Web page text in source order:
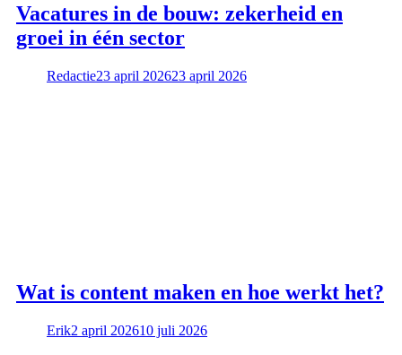
Vacatures in de bouw: zekerheid en
groei in één sector
Redactie23 april 202623 april 2026
Wat is content maken en hoe werkt het?
Erik2 april 202610 juli 2026